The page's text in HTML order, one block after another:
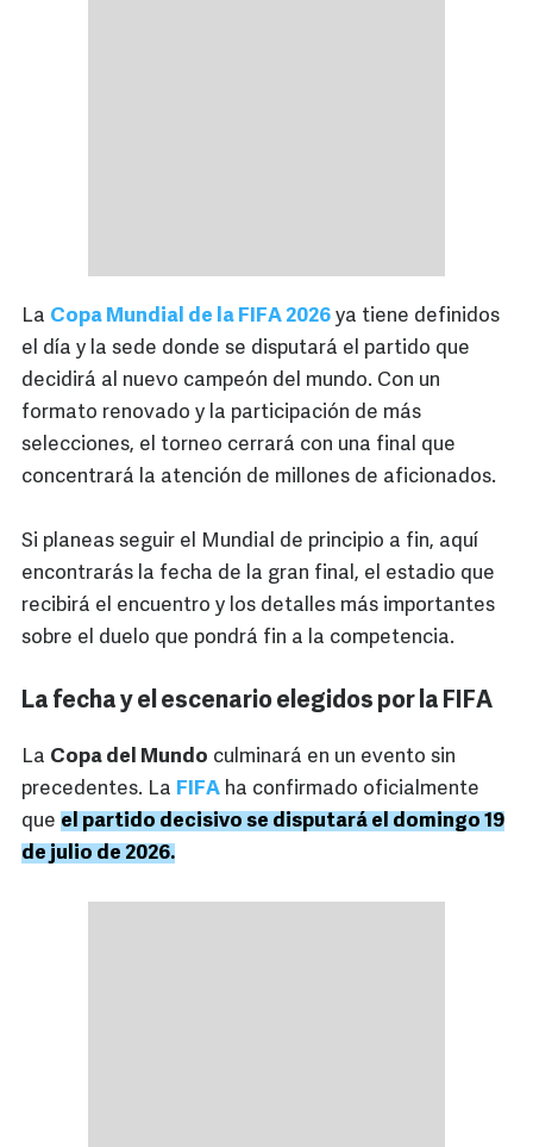
La Copa Mundial de la FIFA 2026 ya tiene definidos
el día y la sede donde se disputará el partido que
decidirá al nuevo campeón del mundo. Con un
formato renovado y la participación de más
selecciones, el torneo cerrará con una final que
concentrará la atención de millones de aficionados.
Si planeas seguir el Mundial de principio a fin, aquí
encontrarás la fecha de la gran final, el estadio que
recibirá el encuentro y los detalles más importantes
sobre el duelo que pondrá fin a la competencia.
La fecha y el escenario elegidos por la FIFA
La Copa del Mundo culminará en un evento sin
precedentes. La FIFA ha confirmado oficialmente
que el partido decisivo se disputará el domingo 19
de julio de 2026.